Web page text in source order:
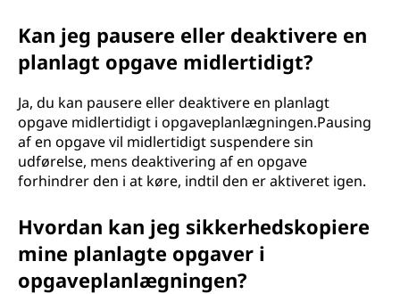
Kan jeg pausere eller deaktivere en
planlagt opgave midlertidigt?
Ja, du kan pausere eller deaktivere en planlagt
opgave midlertidigt i opgaveplanlægningen.Pausing
af en opgave vil midlertidigt suspendere sin
udførelse, mens deaktivering af en opgave
forhindrer den i at køre, indtil den er aktiveret igen.
Hvordan kan jeg sikkerhedskopiere
mine planlagte opgaver i
opgaveplanlægningen?